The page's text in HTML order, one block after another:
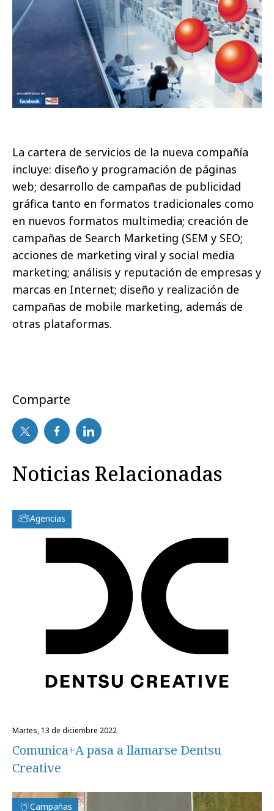
La cartera de servicios de la nueva compañía
incluye: diseño y programación de páginas
web; desarrollo de campañas de publicidad
gráfica tanto en formatos tradicionales como
en nuevos formatos multimedia; creación de
campañas de Search Marketing (SEM y SEO;
acciones de marketing viral y social media
marketing; análisis y reputación de empresas y
marcas en Internet; diseño y realización de
campañas de mobile marketing, además de
otras plataformas.
Comparte
Noticias Relacionadas
Agencias
martes, 13 de diciembre 2022
Comunica+A pasa a llamarse Dentsu
Creative
Campañas